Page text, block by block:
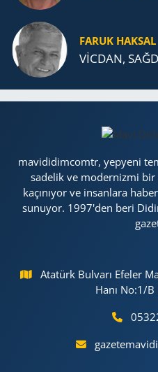
FARUK HAKSAL
VİCDAN,
mavididimcomtr, yepyeni
sadelik ve modernizmi
kaçınıyor ve insanlara
sunuyor. 1997'den beri
Atatürk Bulvarı Efeler
Hanı No:1/